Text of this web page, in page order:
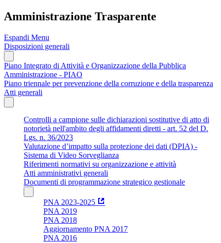
Amministrazione Trasparente
Espandi Menu
Disposizioni generali
Piano Integrato di Attività e Organizzazione della Pubblica
Amministrazione - PIAO
Piano triennale per prevenzione della corruzione e della trasparenza
Atti generali
Controlli a campione sulle dichiarazioni sostitutive di atto di
notorietà nell'ambito degli affidamenti diretti - art. 52 del D.
Lgs. n. 36/2023
Valutazione d’impatto sulla protezione dei dati (DPIA) -
Sistema di Video Sorveglianza
Riferimenti normativi su organizzazione e attività
Atti amministrativi generali
Documenti di programmazione strategico gestionale
PNA 2023-2025
PNA 2019
PNA 2018
Aggiornamento PNA 2017
PNA 2016